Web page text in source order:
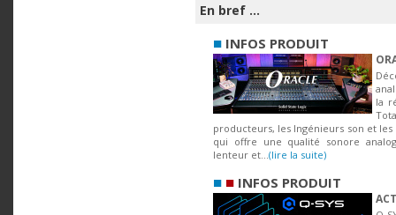
En bref ...
■ INFOS PRODUIT
la
producteurs, les Ingénieurs son et
qui offre une qualité sonore
lenteur et... (lire la suite)
■ ■ INFOS PRODUIT